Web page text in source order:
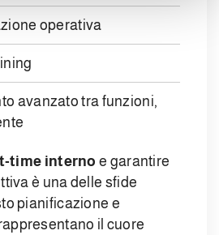
operativa
avanzato tra funzioni,
time interno e garantire
è una delle sfide
pianificazione e
il cuore